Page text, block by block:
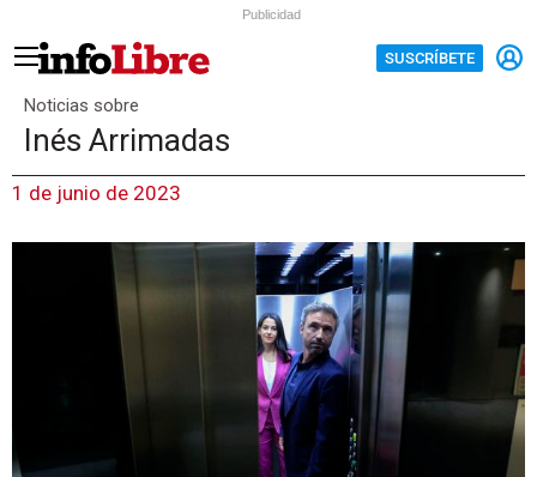
Publicidad
SUSCRÍBETE
Noticias sobre
Inés Arrimadas
1 de junio de 2023